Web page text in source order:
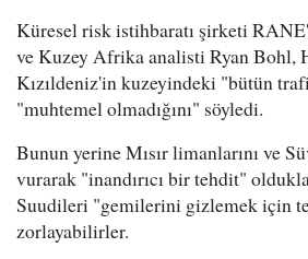
Küresel risk istihbaratı şirketi
ve Kuzey Afrika analisti Ryan Bohl,
Kızıldeniz'in kuzeyindeki "bütün
"muhtemel olmadığını" söyledi.
Bunun yerine Mısır limanlarını ve
vurarak "inandırıcı bir tehdit"
Suudileri "gemilerini gizlemek için
zorlayabilirler.